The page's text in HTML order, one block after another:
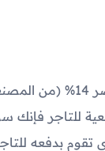
تبلغ ضريبة القيمة